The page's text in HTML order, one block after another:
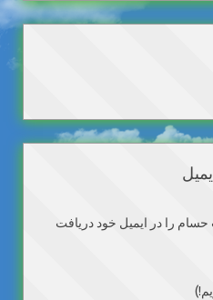
را در ایمیل خود دریافت